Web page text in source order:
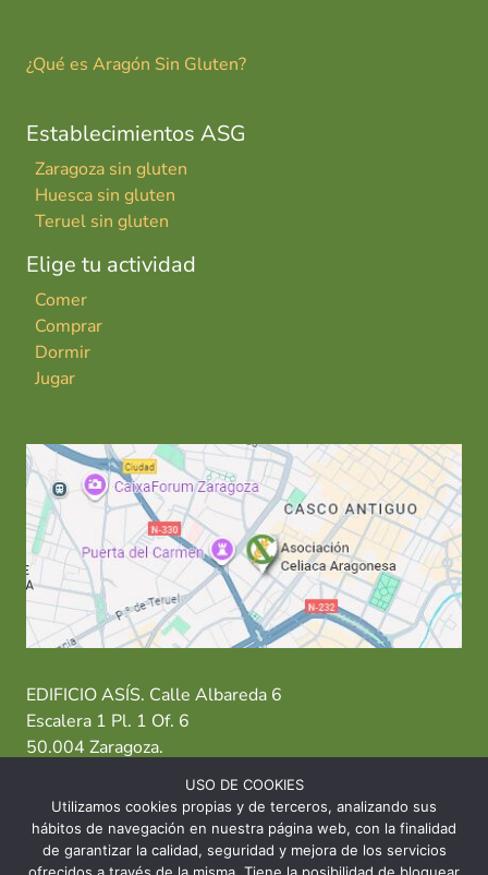
¿Qué es Aragón Sin Gluten?
Establecimientos ASG
Zaragoza sin gluten
Huesca sin gluten
Teruel sin gluten
Elige tu actividad
Comer
Comprar
Dormir
Jugar
EDIFICIO ASÍS. Calle Albareda 6
Escalera 1 Pl. 1 Of. 6
50.004 Zaragoza.
T: 976 484 949 M: 635 638 563
Sede Zaragoza·Sede Huesca· Sede Teruel
USO DE COOKIES
Utilizamos cookies propias y de terceros, analizando sus
hábitos de navegación en nuestra página web, con la finalidad
de garantizar la calidad, seguridad y mejora de los servicios